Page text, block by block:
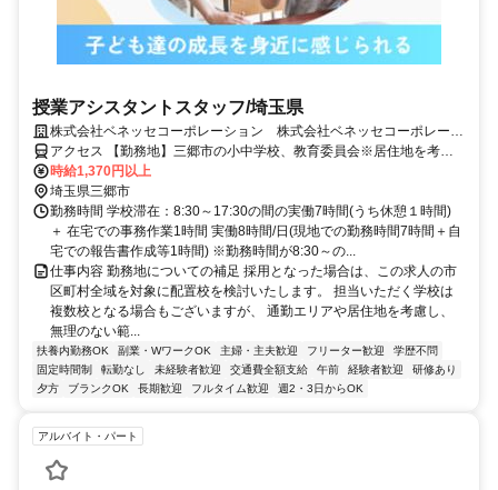
授業アシスタントスタッフ/埼玉県
株式会社ベネッセコーポレーション 株式会社ベネッセコーポレーシ
ョン(埼玉県三郷市前間)
アクセス 【勤務地】三郷市の小中学校、教育委員会※居住地を考慮
の上、決定 ＜採用となった場合は、この求人の市区町村全域を対象
に配置校を検討いたします。担当いただく学校は複数校となる場合も
ございますが、通勤エリアや居住地を考慮し、無理のない範囲でご勤
務いただけるよう、最終的にはご相談の上で決定いたします。＞
時給1,370円以上
埼玉県三郷市
勤務時間 学校滞在：8:30～17:30の間の実働7時間(うち休憩１時間)
＋ 在宅での事務作業1時間 実働8時間/日(現地での勤務時間7時間＋自
宅での報告書作成等1時間) ※勤務時間が8:30～の...
仕事内容 勤務地についての補足 採用となった場合は、この求人の市
区町村全域を対象に配置校を検討いたします。 担当いただく学校は
複数校となる場合もございますが、 通勤エリアや居住地を考慮し、
無理のない範...
扶養内勤務OK 副業・WワークOK 主婦・主夫歓迎 フリーター歓迎
学歴不問
固定時間制
転勤なし 未経験者歓迎 交通費全額支給 午前 経験者歓迎
研修あり
夕方
ブランクOK 長期歓迎 フルタイム歓迎 週2・3日からOK
アルバイト・パート